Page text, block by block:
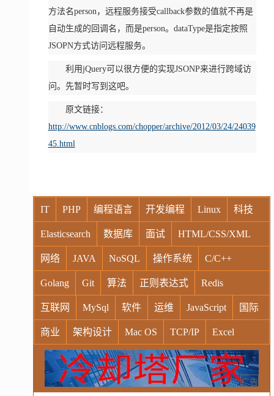
方法名person，远程服务接受callback参数的值就不再是
自动生成的回调名，而是person。dataType是指定按照
JSOPN方式访问远程服务。
利用jQuery可以很方便的实现JSONP来进行跨域访
问。先暂时写到这吧。
原文链接：
http://www.cnblogs.com/chopper/archive/2012/03/24/24039
45.html
IT PHP 编程语言 开发编程 Linux 科技
Elasticsearch 数据库 面试 HTML/CSS/XML
网络 JAVA NoSQL 操作系统 C/C++
Golang Git 算法 正则表达式 Redis
互联网 MySql 软件 运维 JavaScript 国际
商业 架构设计 Mac OS TCP/IP Excel
Windows Oracle Socket VR Vim
MongoDB 运营 Python MemCache 硬件广告